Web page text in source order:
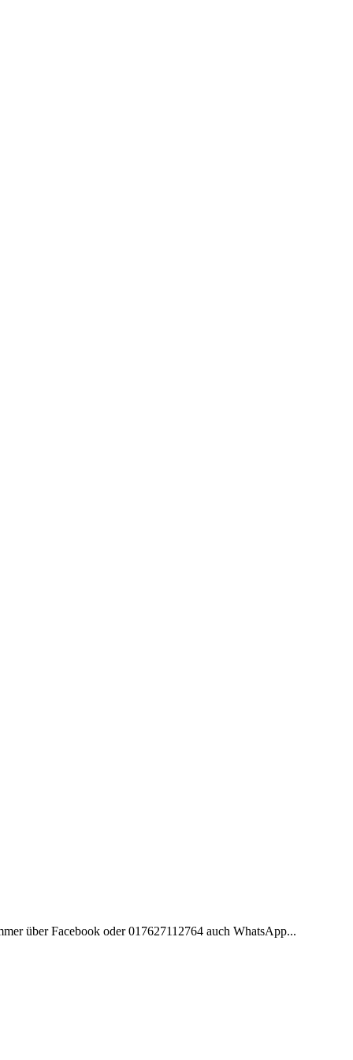
über Facebook oder 017627112764 auch WhatsApp...